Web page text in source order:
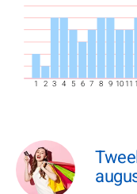
1 2 3 4 5 6 7 8 9 10 11